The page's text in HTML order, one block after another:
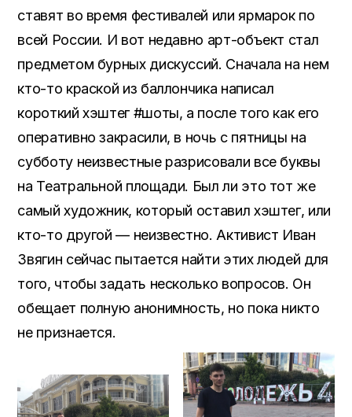
ставят во время фестивалей или ярмарок по
всей России. И вот недавно арт-объект стал
предметом бурных дискуссий. Сначала на нем
кто-то краской из баллончика написал
короткий хэштег #шоты, а после того как его
оперативно закрасили, в ночь с пятницы на
субботу неизвестные разрисовали все буквы
на Театральной площади. Был ли это тот же
самый художник, который оставил хэштег, или
кто-то другой — неизвестно. Активист Иван
Звягин сейчас пытается найти этих людей для
того, чтобы задать несколько вопросов. Он
обещает полную анонимность, но пока никто
не признается.